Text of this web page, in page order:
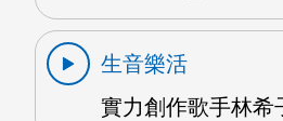
生音樂活
實力創作歌手林希